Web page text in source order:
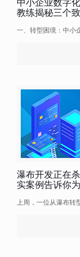
中小企业数字
教练揭秘三个
一、转型困境：中小
瀑布开发正在
实案例告诉你
上周，一位从瀑布转